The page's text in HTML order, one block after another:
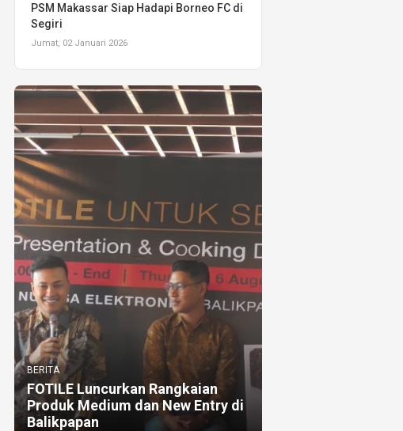
PSM Makassar Siap Hadapi Borneo FC di
Segiri
Jumat, 02 Januari 2026
BERITA
FOTILE Luncurkan Rangkaian
Produk Medium dan New Entry di
Balikpapan